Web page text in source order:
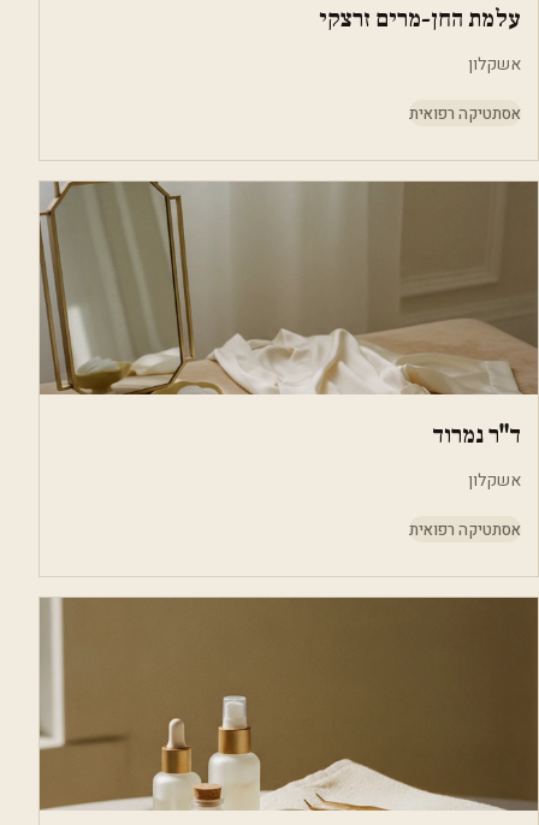
עלמת החן-מרים זרצקי
אשקלון
אסתטיקה רפואית
ד"ר נמרוד
אשקלון
אסתטיקה רפואית